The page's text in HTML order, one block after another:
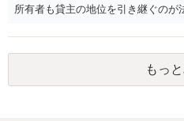
所有者も貸主の地位を引き継ぐの
が納得いくものであれば応じても良
（家賃を支払い居住を続ける）のが
もっ